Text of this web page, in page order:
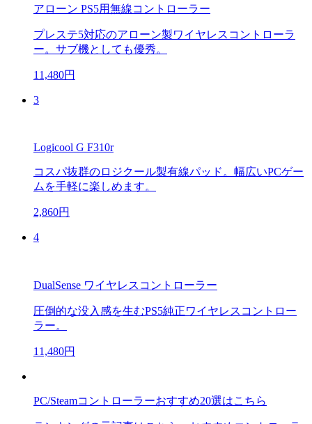
アローン PS5用無線コントローラー
プレステ5対応のアローン製ワイヤレスコントローラ
ー。サブ機としても優秀。
11,480円
3
Logicool G F310r
コスパ抜群のロジクール製有線パッド。幅広いPCゲー
ムを手軽に楽しめます。
2,860円
4
DualSense ワイヤレスコントローラー
圧倒的な没入感を生むPS5純正ワイヤレスコントロー
ラー。
11,480円
PC/Steamコントローラーおすすめ20選はこちら